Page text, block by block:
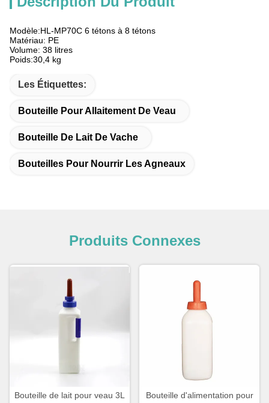
Modèle:HL-MP70C 6 tétons à 8 tétons
Matériau: PE
Volume: 38 litres
Poids:30,4 kg
Les Étiquettes:
Bouteille Pour Allaitement De Veau
Bouteille De Lait De Vache
Bouteilles Pour Nourrir Les Agneaux
Produits Connexes
Bouteille de lait pour veau 3L
Bouteille d'alimentation pour